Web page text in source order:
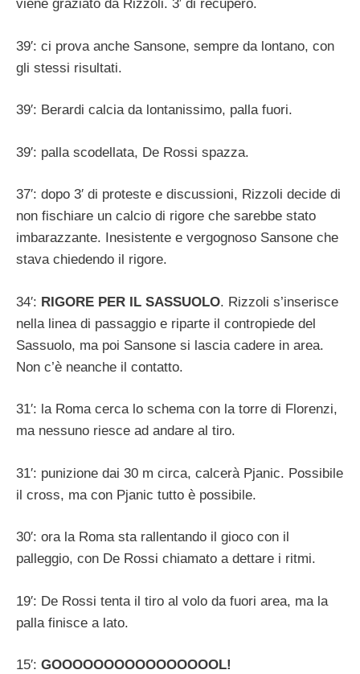
viene graziato da Rizzoli. 3′ di recupero.
39′: ci prova anche Sansone, sempre da lontano, con
gli stessi risultati.
39′: Berardi calcia da lontanissimo, palla fuori.
39′: palla scodellata, De Rossi spazza.
37′: dopo 3′ di proteste e discussioni, Rizzoli decide di
non fischiare un calcio di rigore che sarebbe stato
imbarazzante. Inesistente e vergognoso Sansone che
stava chiedendo il rigore.
34′: RIGORE PER IL SASSUOLO. Rizzoli s’inserisce
nella linea di passaggio e riparte il contropiede del
Sassuolo, ma poi Sansone si lascia cadere in area.
Non c’è neanche il contatto.
31′: la Roma cerca lo schema con la torre di Florenzi,
ma nessuno riesce ad andare al tiro.
31′: punizione dai 30 m circa, calcerà Pjanic. Possibile
il cross, ma con Pjanic tutto è possibile.
30′: ora la Roma sta rallentando il gioco con il
palleggio, con De Rossi chiamato a dettare i ritmi.
19′: De Rossi tenta il tiro al volo da fuori area, ma la
palla finisce a lato.
15′: GOOOOOOOOOOOOOOOOL!